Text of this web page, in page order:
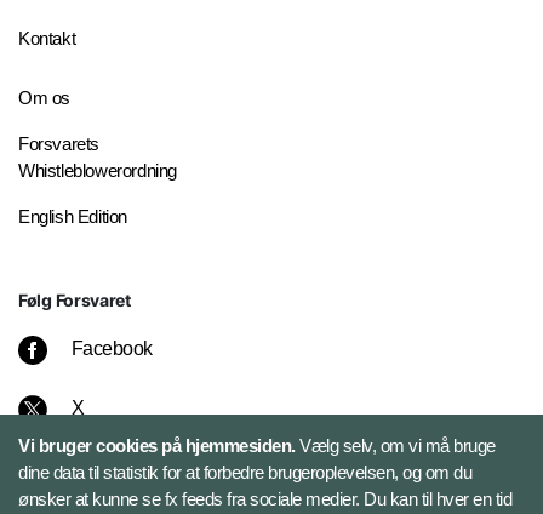
Kontakt
Om os
Forsvarets
Whistleblowerordning
English Edition
Følg Forsvaret
Facebook
X
Instagram
Vi bruger cookies på hjemmesiden.Vælg selv, om vi må bruge
dine data til statistik for at forbedre brugeroplevelsen, og om du
ønsker at kunne se fx feeds fra sociale medier. Du kan til hver en tid